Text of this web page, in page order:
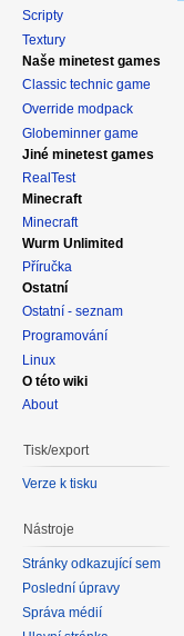
Scripty
Textury
Naše minetest games
Classic technic game
Override modpack
Globeminner game
Jiné minetest games
RealTest
Minecraft
Minecraft
Wurm Unlimited
Příručka
Ostatní
Ostatní - seznam
Programování
Linux
O této wiki
About
Tisk/export
Verze k tisku
Nástroje
Stránky odkazující sem
Poslední úpravy
Správa médií